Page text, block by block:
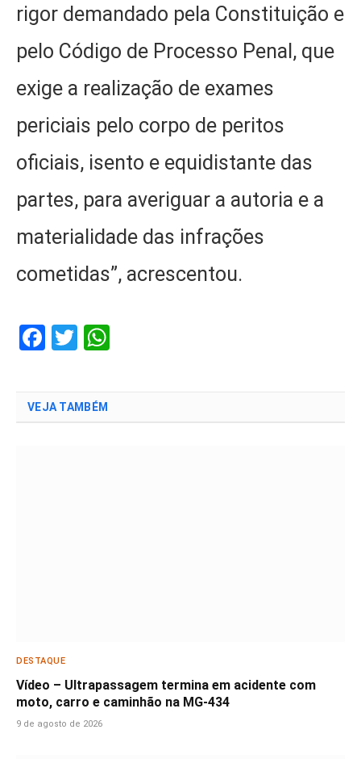
rigor demandado pela Constituição e
pelo Código de Processo Penal, que
exige a realização de exames
periciais pelo corpo de peritos
oficiais, isento e equidistante das
partes, para averiguar a autoria e a
materialidade das infrações
cometidas”, acrescentou.
Facebook
Twitter
VEJA TAMBÉM
DESTAQUE
Vídeo – Ultrapassagem termina em acidente com
moto, carro e caminhão na MG-434
9 de agosto de 2026